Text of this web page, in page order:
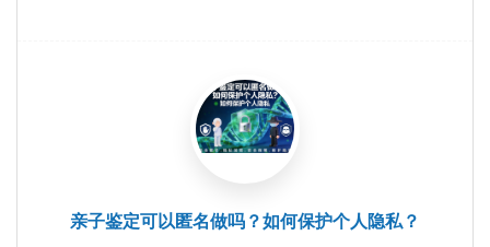
亲子鉴定可以匿名做吗？如何保护个人隐私？